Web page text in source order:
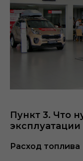
Пункт 3. Что
эксплуатации
Расход топлива